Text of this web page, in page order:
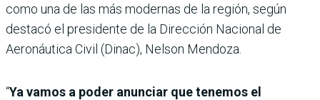
como una de las más modernas de la región, según
destacó el presidente de la Dirección Nacional de
Aeronáutica Civil (Dinac), Nelson Mendoza.
“Ya vamos a poder anunciar que tenemos el